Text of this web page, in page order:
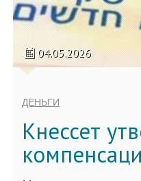
04.05.2026
ДЕНЬГИ
Кнессет